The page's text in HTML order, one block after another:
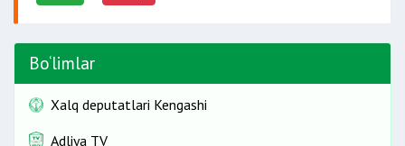
Bo‘limlar
Xalq deputatlari Kengashi
Adliya TV